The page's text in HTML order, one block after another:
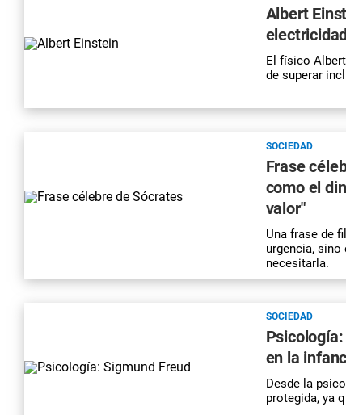
Albert
El físico
de superar
SOCIEDAD
Frase
como el
valor"
Una frase de
urgencia, sino
necesitarla.
SOCIEDAD
en la
Desde la
protegida, ya